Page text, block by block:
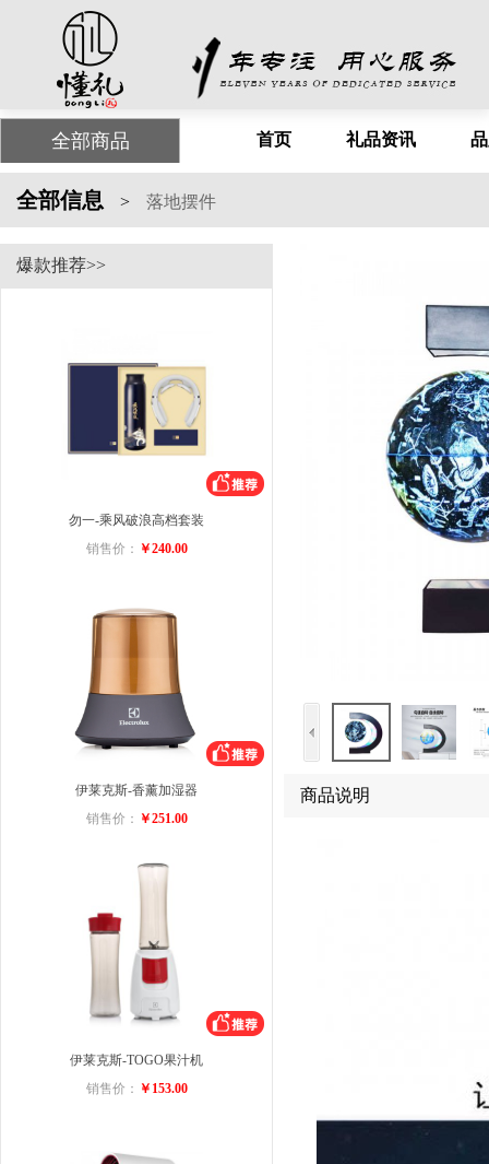
全部商品 首页 礼品资讯
全部信息 > 落地摆件
爆款推荐>>
勿一-乘风破浪高档套装
销售价： ￥240.00
伊莱克斯-香薰加湿器
销售价： ￥251.00
伊莱克斯-TOGO果汁机
销售价： ￥153.00
商品说明